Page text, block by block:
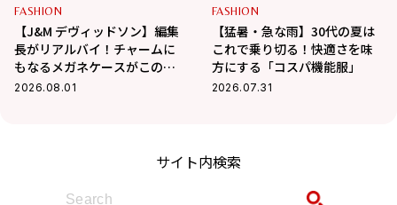
FASHION
【J&M デヴィッドソン】編集
長がリアルバイ！チャームに
もなるメガネケースがこの夏
大活躍の予感
2026.08.01
FASHION
【猛暑・急な雨】30代の夏は
これで乗り切る！快適さを味
方にする「コスパ機能服」
2026.07.31
サイト内検索